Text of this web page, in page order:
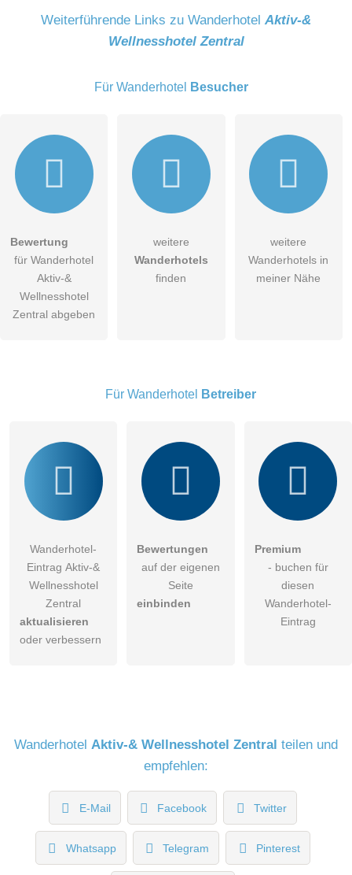
DieDatenschutzerklärunghabe ich zur Kenntnis genommen.
öffentliche Frage stellen
Wanderhotel-Eintrag zu stellen.
Weiterführende Links zu Wanderhotel Aktiv-&
Wellnesshotel Zentral
Für Wanderhotel Besucher
Bewertung
für Wanderhotel
Aktiv-&
Wellnesshotel
Zentral abgeben
weitere
Wanderhotels
finden
weitere
Wanderhotels in
meiner Nähe
Für Wanderhotel Betreiber
Wanderhotel-
Eintrag Aktiv-&
Wellnesshotel
Zentral
aktualisieren
oder verbessern
Bewertungen
auf der eigenen
Seite
einbinden
Premium
- buchen für
diesen
Wanderhotel-
Eintrag
Wanderhotel Aktiv-& Wellnesshotel Zentral teilen und
empfehlen:
E-Mail Facebook Twitter
Whatsapp Telegram Pinterest